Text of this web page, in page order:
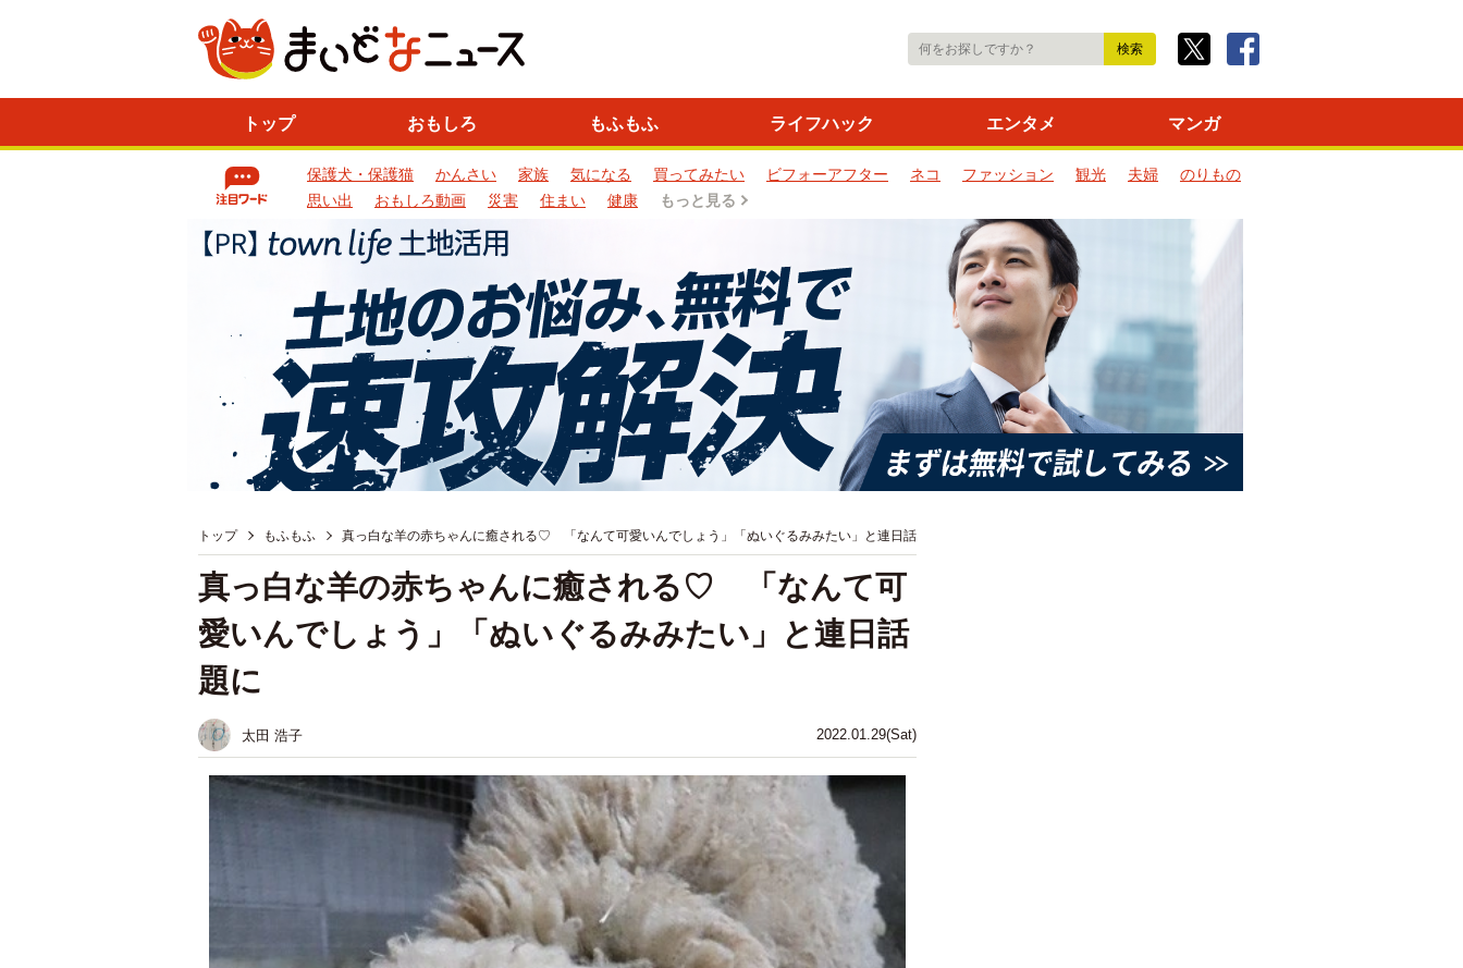
トップ おもしろ もふもふ ライフハック エンタメ マンガ
保護犬・保護猫 かんさい 家族 気になる 買ってみたい ビフォーアフター ネコ ファッション 観光 夫婦
のりもの
思い出
おもしろ動画 災害 住まい 健康 もっと見る
トップ もふもふ 真っ白な羊の赤ちゃんに癒される♡ 「なんて可愛いんでしょう」「ぬいぐるみみたい」と連日話
2022.01.29(Sat)
真っ白な羊の赤ちゃんに癒される♡ 「なんて可
愛いんでしょう」「ぬいぐるみみたい」と連日話
題に
太田 浩子